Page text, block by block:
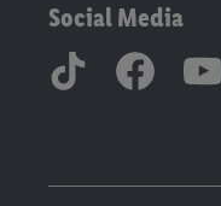
Social Media